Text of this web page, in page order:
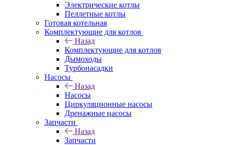
Электрические котлы
Пеллетные котлы
Готовая котельная
Комплектующие для котлов
Назад
Комплектующие для котлов
Дымоходы
Турбонасадки
Насосы
Назад
Насосы
Циркуляционные насосы
Дренажные насосы
Запчасти
Назад
Запчасти